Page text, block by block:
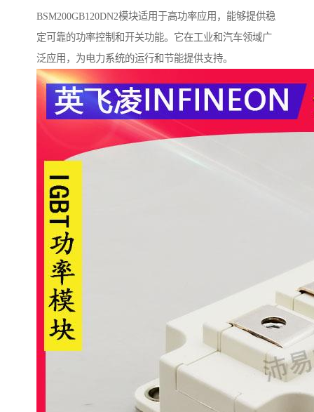
BSM200GB120DN2模块适用于高功率应用，能够提供稳
定可靠的功率控制和开关功能。它在工业和汽车领域广
泛应用，为电力系统的运行和节能提供支持。